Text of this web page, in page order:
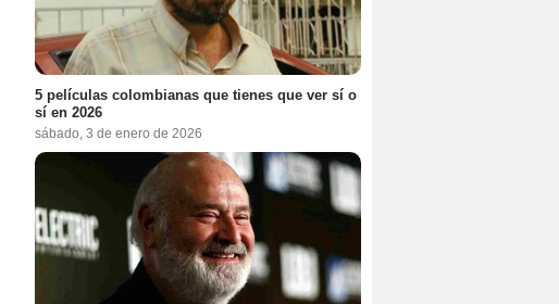
5 películas colombianas que tienes que ver sí o
sí en 2026
sábado, 3 de enero de 2026